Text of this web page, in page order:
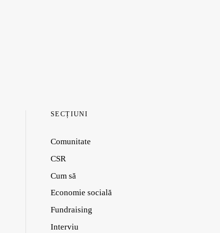
SECȚIUNI
Comunitate
CSR
Cum să
Economie socială
Fundraising
Interviu